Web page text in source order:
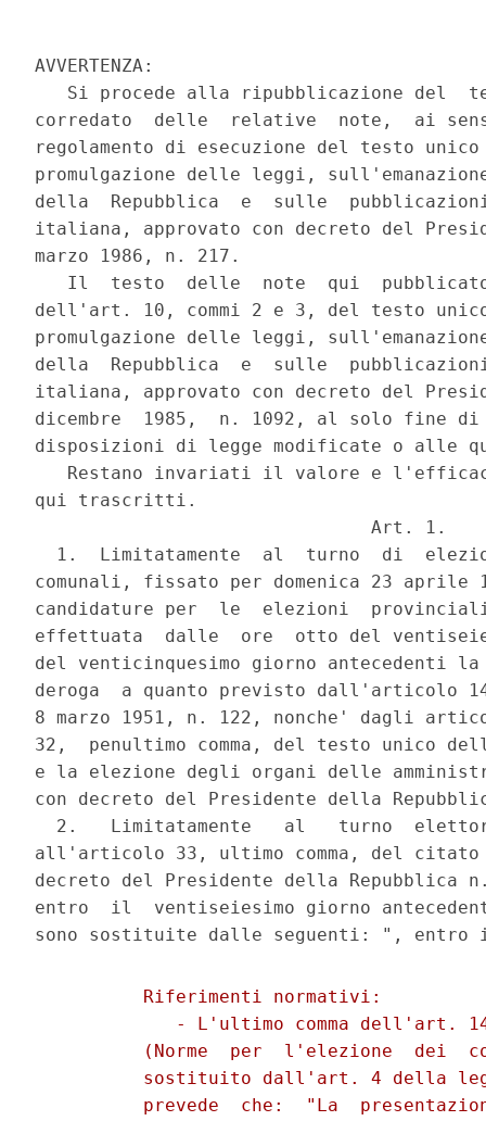
AVVERTENZA:
Si procede alla ripubblicazione del
corredato  delle  relative  note,  ai
regolamento di esecuzione del testo
promulgazione delle leggi,
della  Repubblica  e  sulle
italiana, approvato con decreto del
marzo 1986, n. 217.
Il  testo  delle  note  qui
dell'art. 10, commi 2 e 3, del testo
promulgazione delle leggi,
della  Repubblica  e  sulle
italiana, approvato con decreto del
dicembre  1985,  n. 1092, al solo fine
disposizioni di legge modificate o alle
Restano invariati il valore e
qui trascritti.
                               Art. 1.
1.  Limitatamente  al  turno  di
comunali, fissato per domenica 23 aprile
candidature per  le  elezioni
effettuata  dalle  ore  otto del
del venticinquesimo giorno
deroga  a quanto previsto dall'articolo
8 marzo 1951, n. 122, nonche' dagli
32,  penultimo comma, del testo unico
e la elezione degli organi delle
con decreto del Presidente della
2.   Limitatamente   al   turno
all'articolo 33, ultimo comma, del citato
decreto del Presidente della Repubblica
entro  il  ventiseiesimo giorno
          Riferimenti normativi:
- L'ultimo comma dell'art.
(Norme  per  l'elezione  dei
sostituito dall'art. 4 della
prevede  che:  "La